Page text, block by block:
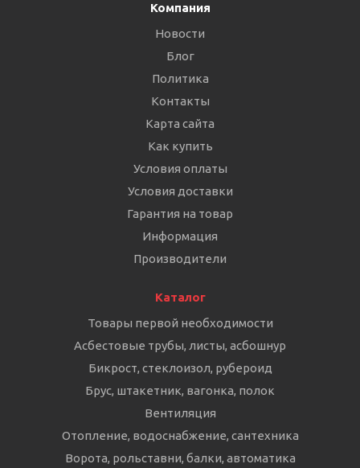
Компания
Новости
Блог
Политика
Контакты
Карта сайта
Как купить
Условия оплаты
Условия доставки
Гарантия на товар
Информация
Производители
Каталог
Товары первой необходимости
Асбестовые трубы, листы, асбошнур
Бикрост, стеклоизол, рубероид
Брус, штакетник, вагонка, полок
Вентиляция
Отопление, водоснабжение, сантехника
Ворота, рольставни, балки, автоматика